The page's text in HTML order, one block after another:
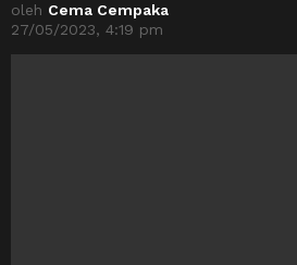
oleh Cema Cempaka
27/05/2023, 4:19 pm